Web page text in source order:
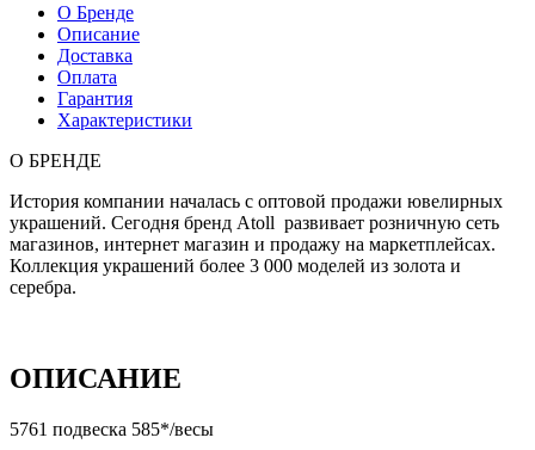
О Бренде
Описание
Доставка
Оплата
Гарантия
Характеристики
О БРЕНДЕ
История компании началась с оптовой продажи ювелирных
украшений. Сегодня бренд Atoll развивает розничную сеть
магазинов, интернет магазин и продажу на маркетплейсах.
Коллекция украшений более 3 000 моделей из золота и
серебра.
ОПИСАНИЕ
5761 подвеска 585*/весы